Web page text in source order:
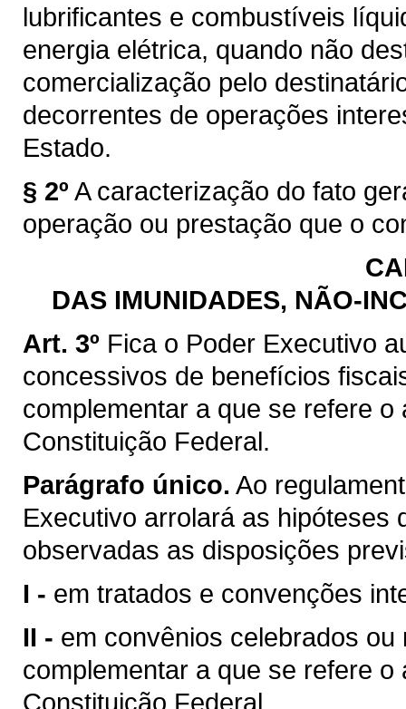
lubrificantes e combustíveis
energia elétrica, quando não
comercialização pelo
decorrentes de operações
Estado.
§ 2º A caracterização do fato
operação ou prestação que o
DAS IMUNIDADES, NÃO-
Art. 3º Fica o Poder Executivo
concessivos de benefícios
complementar a que se refere
Constituição Federal.
Parágrafo único. Ao
Executivo arrolará as hipóteses
observadas as disposições
I - em tratados e convenções
II - em convênios celebrados
complementar a que se refere
Constituição Federal.